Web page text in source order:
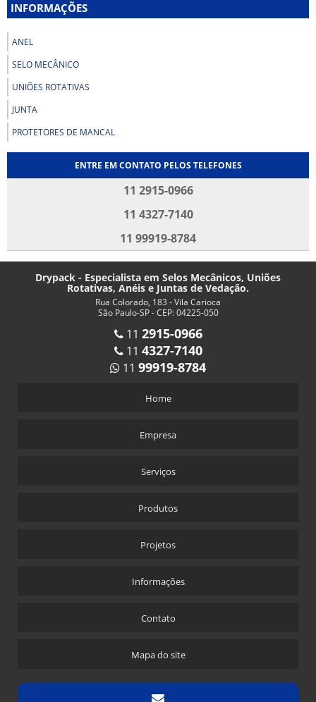
INFORMAÇÕES
ANEL
SELO MECÂNICO
UNIÕES ROTATIVAS
JUNTA
PROTETORES DE MANCAL
ENTRE EM CONTATO PELOS TELEFONES
11 2915-0966
11 4327-7140
11 99919-8784
Drypack - Especialista em Selos Mecânicos, Uniões
Rotativas, Anéis e Juntas de Vedação.
Rua Colorado, 183 - Vila Carioca
São Paulo-SP - CEP: 04225-050
11 2915-0966
11 4327-7140
11 99919-8784
Home
Empresa
Serviços
Produtos
Projetos
Informações
Contato
Mapa do site